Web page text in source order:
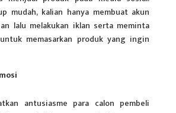
mudah, kalian hanya membuat akun
lalu melakukan iklan serta meminta
memasarkan produk yang ingin
antusiasme para calon pembeli